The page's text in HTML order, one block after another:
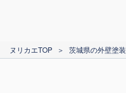
ヌリカエTOP ＞ 茨城県の外壁塗装